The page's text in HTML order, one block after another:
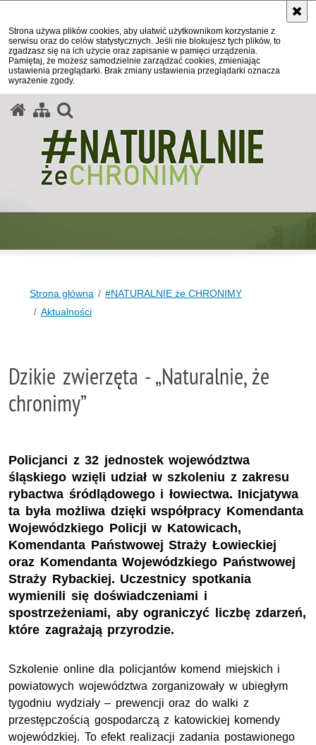
Strona używa plików cookies, aby ułatwić użytkownikom korzystanie z
serwisu oraz do celów statystycznych. Jeśli nie blokujesz tych plików, to
zgadzasz się na ich użycie oraz zapisanie w pamięci urządzenia.
Pamiętaj, że możesz samodzielnie zarządzać cookies, zmieniając
ustawienia przeglądarki. Brak zmiany ustawienia przeglądarki oznacza
wyrażenie zgody.
Strona główna
#NATURALNIE że CHRONIMY
Aktualności
Dzikie zwierzęta - „Naturalnie, że
chronimy”
Policjanci z 32 jednostek województwa
śląskiego wzięli udział w szkoleniu z zakresu
rybactwa śródlądowego i łowiectwa. Inicjatywa
ta była możliwa dzięki współpracy Komendanta
Wojewódzkiego Policji w Katowicach,
Komendanta Państwowej Straży Łowieckiej
oraz Komendanta Wojewódzkiego Państwowej
Straży Rybackiej. Uczestnicy spotkania
wymienili się doświadczeniami i
spostrzeżeniami, aby ograniczyć liczbę zdarzeń,
które zagrażają przyrodzie.
Szkolenie online dla policjantów komend miejskich i
powiatowych województwa zorganizowały w ubiegłym
tygodniu wydziały – prewencji oraz do walki z
przestępczością gospodarczą z katowickiej komendy
wojewódzkiej. To efekt realizacji zadania postawionego